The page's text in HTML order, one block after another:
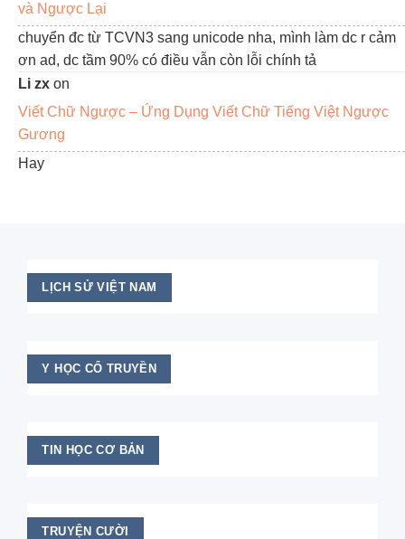
và Ngược Lại
chuyển đc từ TCVN3 sang unicode nha, mình làm dc r cảm
ơn ad, dc tầm 90% có điều vẫn còn lỗi chính tả
Li zx on
Viết Chữ Ngược – Ứng Dụng Viết Chữ Tiếng Việt Ngược
Gương
Hay
LỊCH SỬ VIỆT NAM
Y HỌC CỔ TRUYỀN
TIN HỌC CƠ BẢN
TRUYỆN CƯỜI